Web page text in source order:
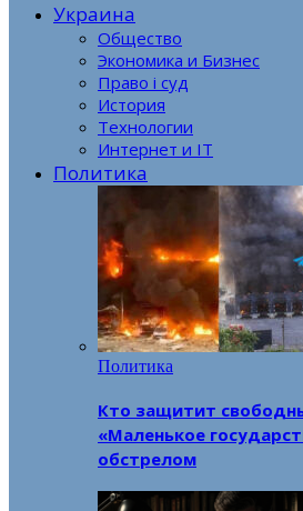
Украина
Общество
Экономика и Бизнес
Право і суд
История
Технологии
Интернет и IT
Политика
Политика
Кто защитит
«Маленькое
обстрелом